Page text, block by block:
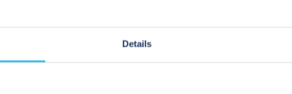
Details
auxquels sont
d’anode et de
et la
applications de
un résumé sur la façon de
raclage.